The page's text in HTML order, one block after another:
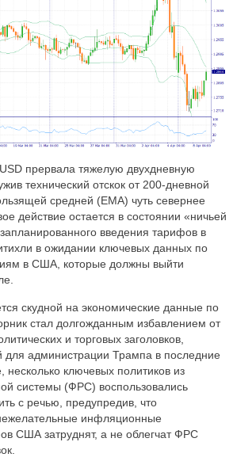
прервала тяжелую двухдневную
технический отскок от 200-дневной
средней (EMA) чуть севернее
действие остается в состоянии «ничьей
введения тарифов в
в ожидании ключевых данных по
в США, которые должны выйти
скудной на экономические данные по
стал долгожданным избавлением от
и торговых заголовков,
для администрации Трампа в последние
ключевых политиков из
системы (ФРС) воспользовались
с речью, предупредив, что
инфляционные
США затруднят, а не облегчат ФРС